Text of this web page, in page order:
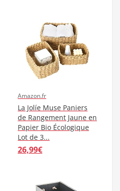
Amazon.fr
La Jolíe Muse Paniers
de Rangement Jaune en
Papier Bio Écologique
Lot de 3...
26,99€